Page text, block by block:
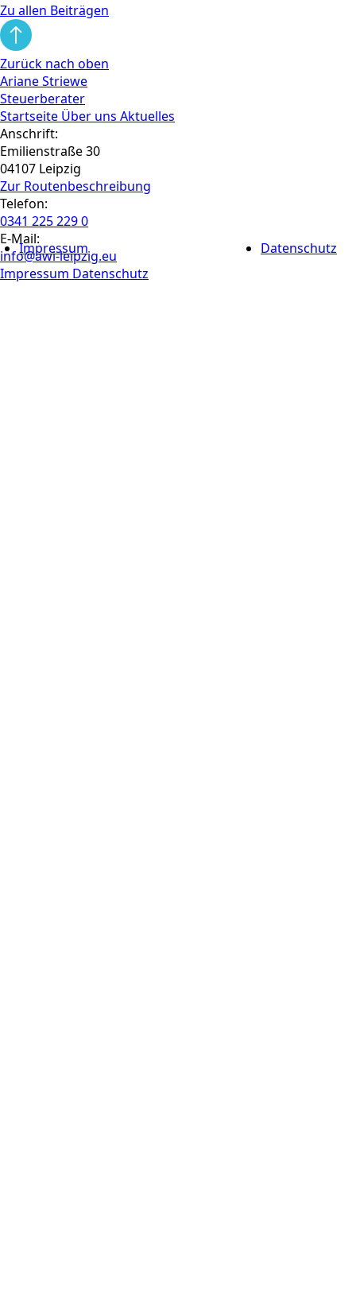
Impressum Datenschutz
Zu allen Beiträgen
Zurück nach oben
Ariane Striewe
Steuerberater
Startseite Über uns Aktuelles
Anschrift:
Emilienstraße 30
04107 Leipzig
Zur Routen­beschreibung
Telefon:
0341 225 229 0
E-Mail:
info@awi-leipzig.eu
Impressum Datenschutz